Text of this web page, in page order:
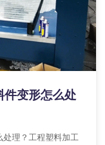
件变形怎么处
理？工程塑料加工